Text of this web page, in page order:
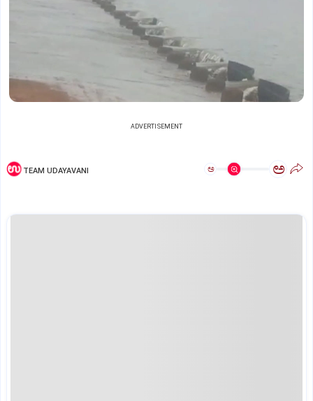
ADVERTISEMENT
TEAM UDAYAVANI ಅ ಅ